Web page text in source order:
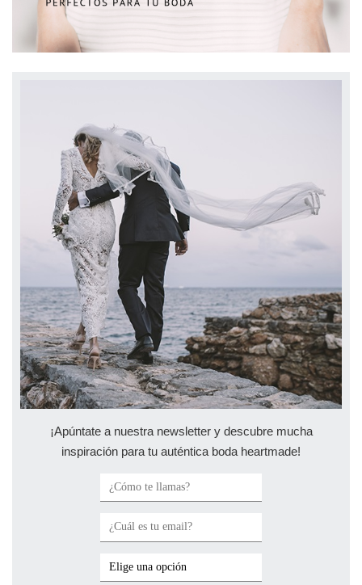
¡Apúntate a nuestra newsletter y descubre mucha
inspiración para tu auténtica boda heartmade!